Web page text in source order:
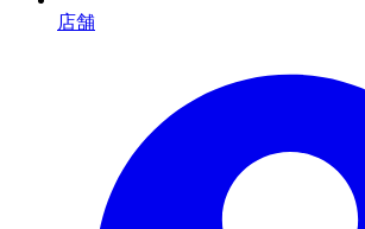
店舗